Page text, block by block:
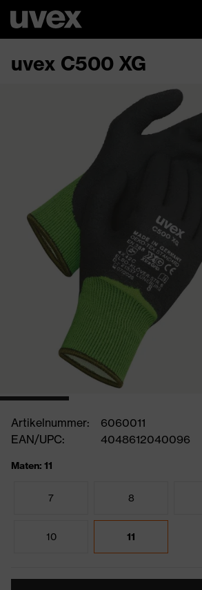
uvex C500 XG
Artikelnummer:
6060011
EAN/UPC:
4048612040096
Maten: 11
7 8
10 11